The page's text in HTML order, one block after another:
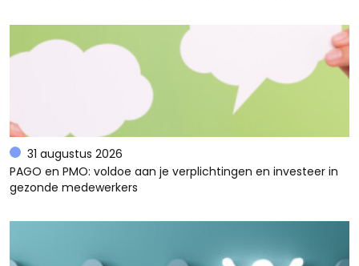
31 augustus 2026
PAGO en PMO: voldoe aan je verplichtingen en investeer in
gezonde medewerkers